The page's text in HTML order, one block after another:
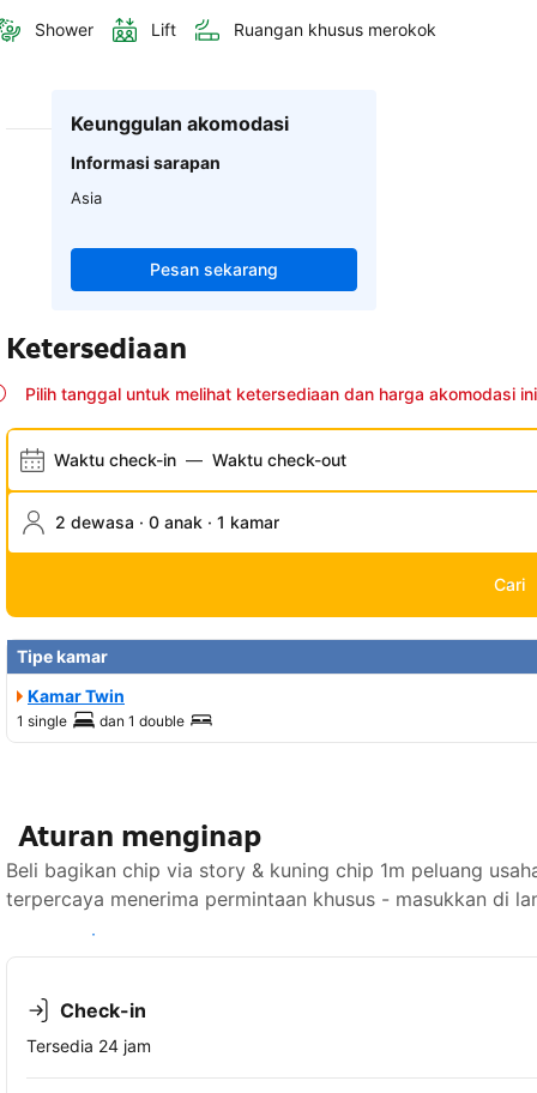
Shower Lift Ruangan khusus merokok
Keunggulan akomodasi
Informasi sarapan
Asia
Pesan sekarang
Ketersediaan
Pilih tanggal untuk melihat ketersediaan dan harga akomodasi ini
Waktu check-in — Waktu check-out
2 dewasa · 0 anak · 1 kamar
Cari
Tipe kamar
Kamar Twin
1 single dan 1 double
Aturan menginap
Beli bagikan chip via story & kuning chip 1m peluang
terpercaya menerima permintaan khusus - masukkan di
Lihat ketersediaan
Check-in
Tersedia 24 jam